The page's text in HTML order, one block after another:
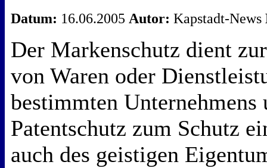
Datum: 16.06.2005 Autor: Kapstadt-News
Der Markenschutz dient
von Waren oder
bestimmten Unternehmens
Patentschutz zum Schutz
auch des geistigen